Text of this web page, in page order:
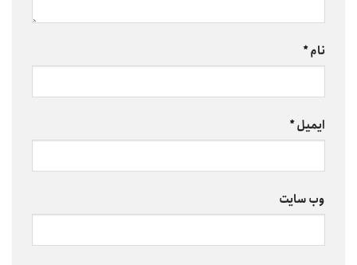
نام*
ایمیل*
وب‌ سایت